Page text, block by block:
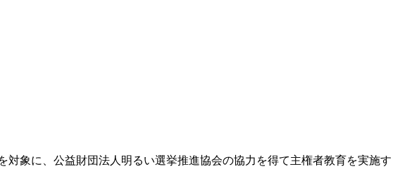
象に、公益財団法人明るい選挙推進協会の協力を得て主権者教育を実施す